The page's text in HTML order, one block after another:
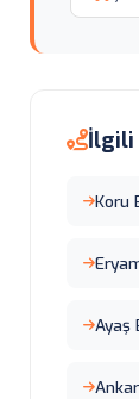
İlgili
Koru
Ayaş